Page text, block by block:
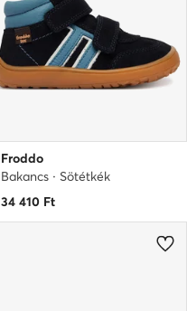
Froddo
Bakancs · Sötétkék
34 410 Ft